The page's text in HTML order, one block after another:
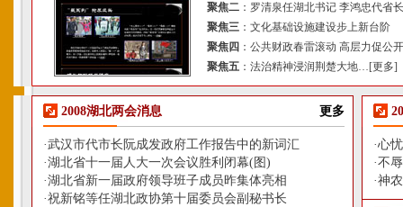
聚焦二 ： 罗清泉任湖北书记 李鸿忠代省长
聚焦三 ： 文化基础设施建设步上新台阶
聚焦四 ： 公共财政春雷滚动 高层力促公开
聚焦五 ： 法治精神浸润荆楚大地…[更多]
更多
2008湖北两会消息
·武汉市代市长阮成发政府工作报告中的新词汇
·湖北省十一届人大一次会议胜利闭幕(图)
·湖北省新一届政府领导班子成员昨集体亮相
·祝新铭等任湖北政协第十届委员会副秘书长
·心
·不
·神